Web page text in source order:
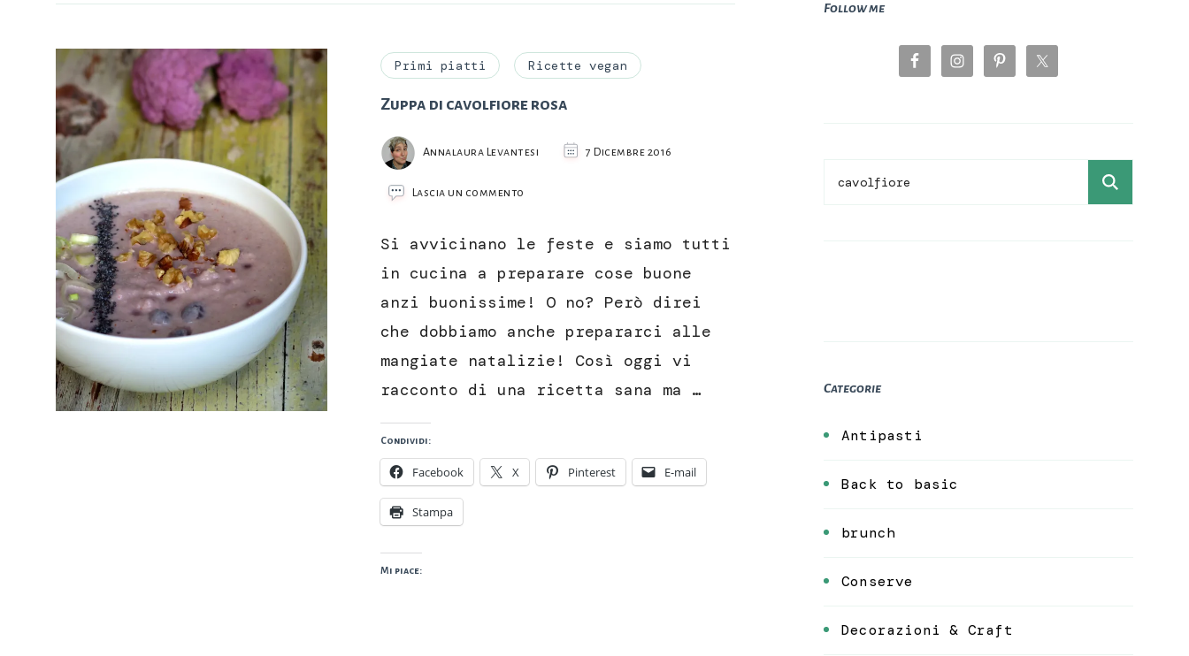
Primi piatti Ricette vegan
Zuppa di cavolfiore rosa
Annalaura Levantesi 7 Dicembre 2016
Lascia un commento
cavolfiore
Si avvicinano le feste e siamo tutti
in cucina a preparare cose buone
anzi buonissime! O no? Però direi
che dobbiamo anche prepararci alle
mangiate natalizie! Così oggi vi
racconto di una ricetta sana ma …
Condividi:
Facebook X Pinterest E-mail
Stampa
Mi piace:
Follow me
Ricerca
Categorie
Antipasti
Back to basic
brunch
Conserve
Decorazioni & Craft